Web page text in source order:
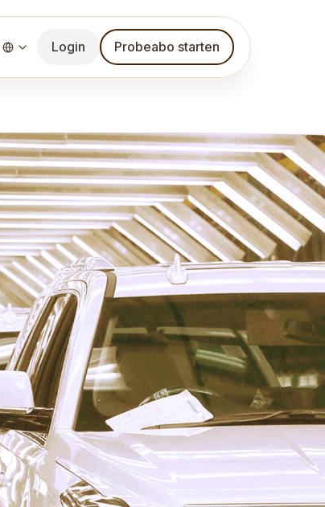
Login Probeabo starten